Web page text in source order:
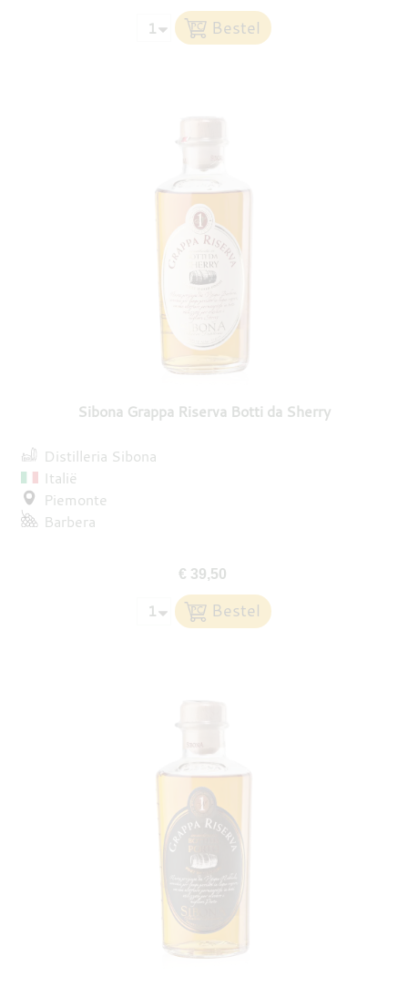
Sibona Grappa Riserva Botti da Sherry
Distilleria Sibona
Italië
Piemonte
Barbera
€ 39,50